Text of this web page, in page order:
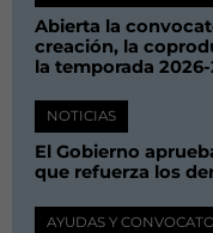
Abierta la
creación, la
la temporada
NOTICIAS
El Gobierno
que refuerza los
AYUDAS Y